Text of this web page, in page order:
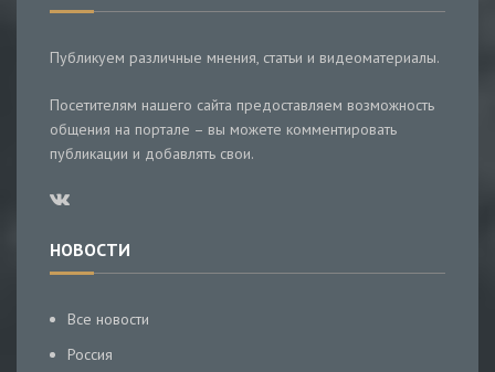
Публикуем различные мнения, статьи и видеоматериалы.
Посетителям нашего сайта предоставляем возможность
общения на портале – вы можете комментировать
публикации и добавлять свои.
НОВОСТИ
Все новости
Россия